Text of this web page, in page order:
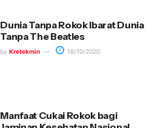
Dunia Tanpa Rokok Ibarat Dunia
Tanpa The Beatles
by Kretekmin 18/10/2020
Manfaat Cukai Rokok bagi